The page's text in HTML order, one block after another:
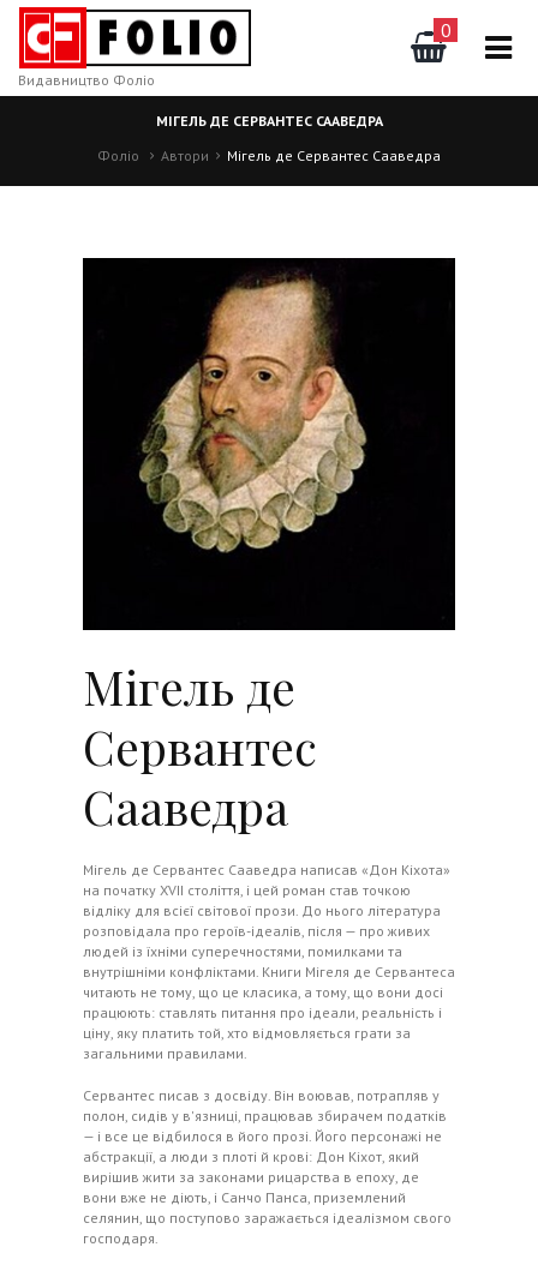
0
Видавництво Фоліо
МІГЕЛЬ ДЕ СЕРВАНТЕС СААВЕДРА
Фоліо
Автори Мігель де Сервантес Сааведра
Мігель де
Сервантес
Сааведра
Мігель де Сервантес Сааведра написав «Дон Кіхота»
на початку XVII століття, і цей роман став точкою
відліку для всієї світової прози. До нього література
розповідала про героїв-ідеалів, після — про живих
людей із їхніми суперечностями, помилками та
внутрішніми конфліктами. Книги Мігеля де Сервантеса
читають не тому, що це класика, а тому, що вони досі
працюють: ставлять питання про ідеали, реальність і
ціну, яку платить той, хто відмовляється грати за
загальними правилами.
Сервантес писав з досвіду. Він воював, потрапляв у
полон, сидів у в'язниці, працював збирачем податків
— і все це відбилося в його прозі. Його персонажі не
абстракції, а люди з плоті й крові: Дон Кіхот, який
вирішив жити за законами рицарства в епоху, де
вони вже не діють, і Санчо Панса, приземлений
селянин, що поступово заражається ідеалізмом свого
господаря.